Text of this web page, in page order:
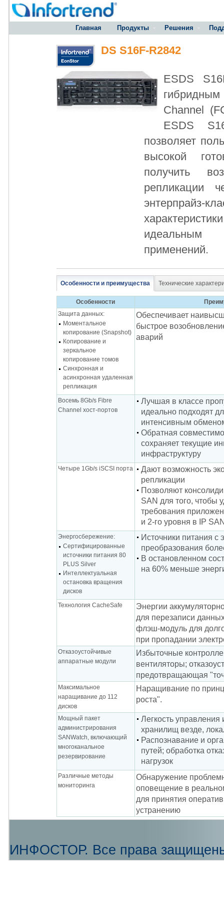
Главная Продукты Решения
DS S16F-R2842
ESDS
Channel
ESDS
позволяет
высокой
получить
репликации
идеальным
применений.
Особенности и преимущества Технические
Особенности
Защита данных:
Моментальное
копирование (Snapshot)
Копирование и
зеркальное
копирование томов
Синхронная и
асинхронная удаленная
репликация
Обеспечивает
быстрое
аварий
Восемь 8Gb/s Fibre
Channel хост-портов
Лучшая в классе
идеально подходят
интенсивным
Обратная
сохраняет текущие
инфраструктуру
Четыре 1Gb/s iSCSI порта
Дают возможность
репликации
Позволяют
SAN для того, чтобы
требования
и 2-го уровня в IP
Энергосбережение:
Сертифицированные
источники питания 80
PLUS Silver
Интеллектуальная
остановка вращения
дисков
Источники питания с
преобразования
В остановленном
на 60% меньше
Технология CacheSafe
Энергии
для перезаписи
флэш-модуль для
при пропадании
Отказоустойчивые
аппаратные модули
Избыточные
вентиляторы;
предотвращающая
Максимальное
наращивание до 112
дисков
Наращивание по
роста".
Мощный пакет
администрирования
SANWatch, включающий
многоканальное
резервирование
Легкость
хранилищ везде,
Распознавание и
путей; обработка
нагрузок
Различные методы
мониторинга
Обнаружение
оповещение в
для принятия
устранению
ИНФОСТОР. Все права